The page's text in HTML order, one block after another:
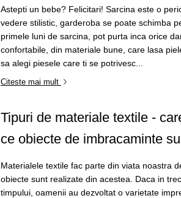
Astepti un bebe? Felicitari! Sarcina este o
vedere stilistic, garderoba se poate schimba
primele luni de sarcina, pot purta inca orice
confortabile, din materiale bune, care lasa
sa alegi piesele care ti se potrivesc...
Citeste mai mult
Tipuri de materiale textile -
ce obiecte de imbracaminte
Materialele textile fac parte din viata noastra
obiecte sunt realizate din acestea. Daca in
timpului, oamenii au dezvoltat o varietate